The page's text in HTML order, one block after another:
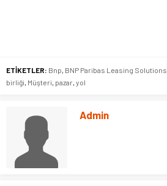
ETİKETLER: Bnp BNP Paribas Leasing Solutions
birliği Müşteri pazar yol
Admin